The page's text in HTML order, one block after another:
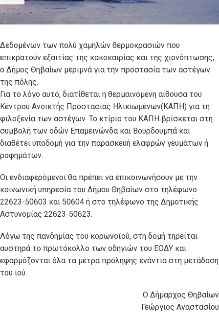
Δεδομένων των πολύ χαμηλών θερμοκρασιών που
επικρατούν εξαιτίας της κακοκαιρίας και της χιονόπτωσης,
ο Δήμος Θηβαίων μεριμνά για την προστασία των αστέγων
της πόλης.
Για το λόγο αυτό, διατίθεται η θερμαινόμενη αίθουσα του
Κέντρου Ανοικτής Προστασίας Ηλικιωμένων(ΚΑΠΗ) για τη
φιλοξενία των αστέγων. Το κτίριο του KAΠΗ βρίσκεται στη
συμβολή των οδών Επαμεινώνδα και Βουρδουμπά και
διαθέτει υποδομή για την παρασκευή ελαφρών γευμάτων ή
ροφημάτων.
Οι ενδιαφερόμενοι θα πρέπει να επικοινωνήσουν με την
κοινωνική υπηρεσία του Δήμου Θηβαίων στο τηλέφωνο
22623-50603 και 50604 ή στο τηλέφωνο της Δημοτικής
Αστυνομίας 22623-50623.
Λόγω της πανδημίας του κορωνοϊού, στη δομή τηρείται
αυστηρά το πρωτόκολλο των οδηγιών του ΕΟΔΥ και
εφαρμόζονται όλα τα μέτρα πρόληψης ενάντια στη μετάδοση
του ιού.
Ο Δήμαρχος Θηβαίων
Γεώργιος Αναστασίου